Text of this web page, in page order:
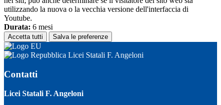
utilizzando la nuova o la vecchia versione dell'interfaccia di
Youtube.
Durata: 6 mesi
Accetta tutti Salva le preferenze
Licei Statali F. Angeloni
Contatti
Licei Statali F. Angeloni